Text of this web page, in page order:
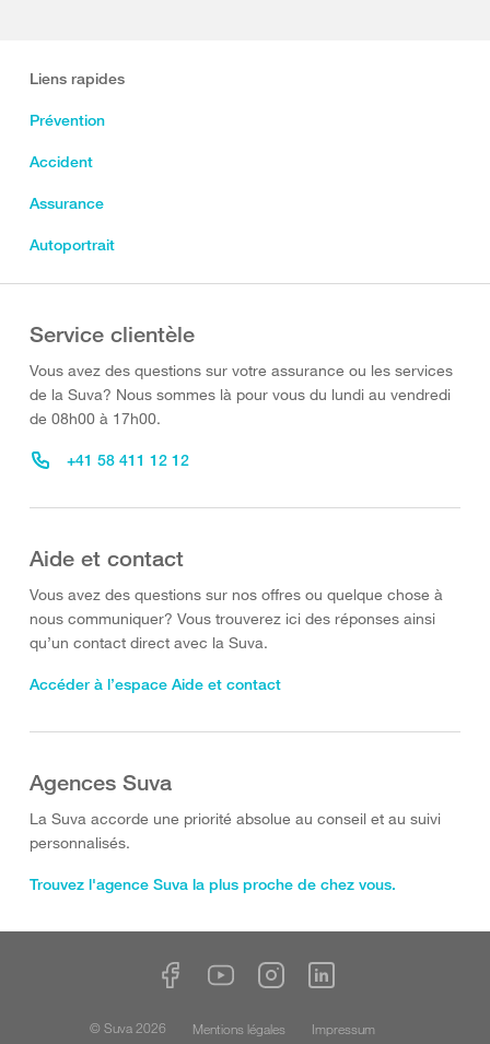
Liens rapides
Prévention
Accident
Assurance
Autoportrait
Service clientèle
Vous avez des questions sur votre assurance ou les services
de la Suva? Nous sommes là pour vous du lundi au vendredi
de 08h00 à 17h00.
+41 58 411 12 12
Aide et contact
Vous avez des questions sur nos offres ou quelque chose à
nous communiquer? Vous trouverez ici des réponses ainsi
qu’un contact direct avec la Suva.
Accéder à l’espace Aide et contact
Agences Suva
La Suva accorde une priorité absolue au conseil et au suivi
personnalisés.
Trouvez l'agence Suva la plus proche de chez vous.
© Suva 2026 Mentions légales Impressum